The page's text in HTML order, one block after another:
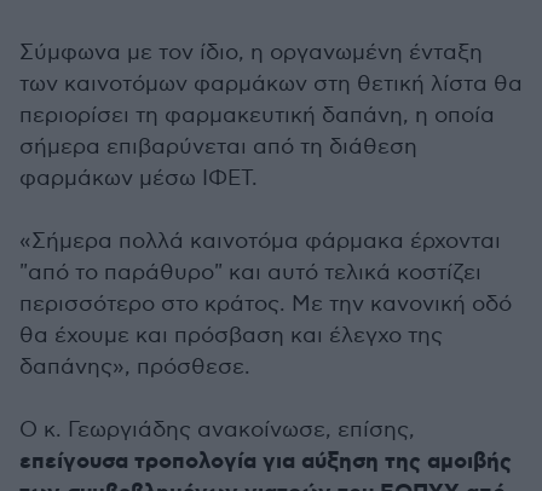
Σύμφωνα με τον ίδιο, η οργανωμένη ένταξη
των καινοτόμων φαρμάκων στη θετική λίστα θα
περιορίσει τη φαρμακευτική δαπάνη, η οποία
σήμερα επιβαρύνεται από τη διάθεση
φαρμάκων μέσω ΙΦΕΤ.
«Σήμερα πολλά καινοτόμα φάρμακα έρχονται
"από το παράθυρο" και αυτό τελικά κοστίζει
περισσότερο στο κράτος. Με την κανονική οδό
θα έχουμε και πρόσβαση και έλεγχο της
δαπάνης», πρόσθεσε.
Ο κ. Γεωργιάδης ανακοίνωσε, επίσης,
επείγουσα τροπολογία για αύξηση της αμοιβής